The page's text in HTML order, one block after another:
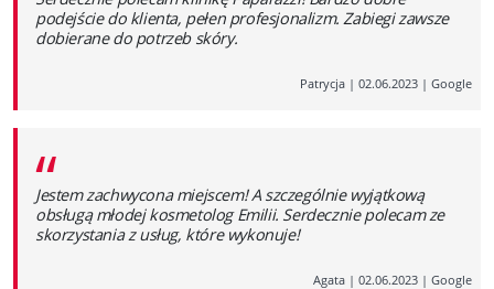
podejście do klienta, pełen profesjonalizm. Zabiegi zawsze
dobierane do potrzeb skóry.
Patrycja | 02.06.2023 | Google
“
Jestem zachwycona miejscem! A szczególnie wyjątkową
obsługą młodej kosmetolog Emilii. Serdecznie polecam ze
skorzystania z usług, które wykonuje!
Agata | 02.06.2023 | Google